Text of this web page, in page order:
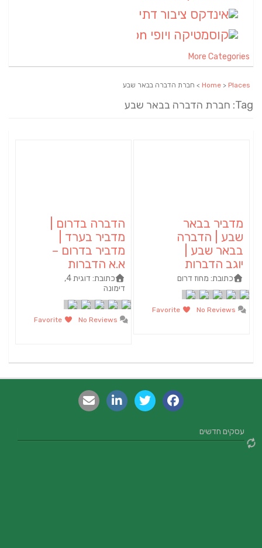
More Categories
Home>Places > חברת הדברה בבאר שבע
Tag: חברת הדברה בבאר שבע
מדביר בבאר
שבע | הדברה
בבאר שבע |
יוגב הדברות
כתובת:מחוז דרום
No Reviews
Favorite
הדברה בדרום |
מדביר בערד |
מדביר בדרום –
א.א הדברות
כתובת:
דוגית 4,
דימונה
No Reviews
Favorite
עסקים חדשים